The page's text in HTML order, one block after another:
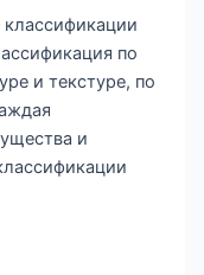
по
и текстуре, по
и